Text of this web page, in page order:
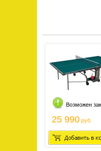
Возможен
25 990 руб.